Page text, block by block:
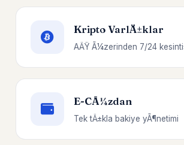
Kripto VarlÄ±klar
AÄŸ Ã¼zerinden 7/24
E-CÃ¼zdan
Tek tÄ±kla bakiye yÃ¶netimi